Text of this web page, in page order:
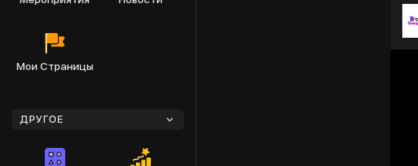
Мои Страницы
ДРУГОЕ